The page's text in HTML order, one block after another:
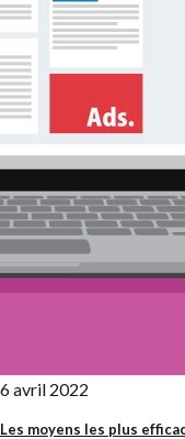
6 avril 2022
Les moyens les plus